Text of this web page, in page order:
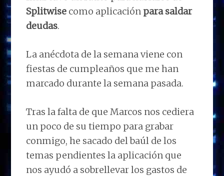
Splitwise como aplicación para saldar
deudas.
La anécdota de la semana viene con
fiestas de cumpleaños que me han
marcado durante la semana pasada.
Tras la falta de que Marcos nos cediera
un poco de su tiempo para grabar
conmigo, he sacado del baúl de los
temas pendientes la aplicación que
nos ayudó a sobrellevar los gastos de